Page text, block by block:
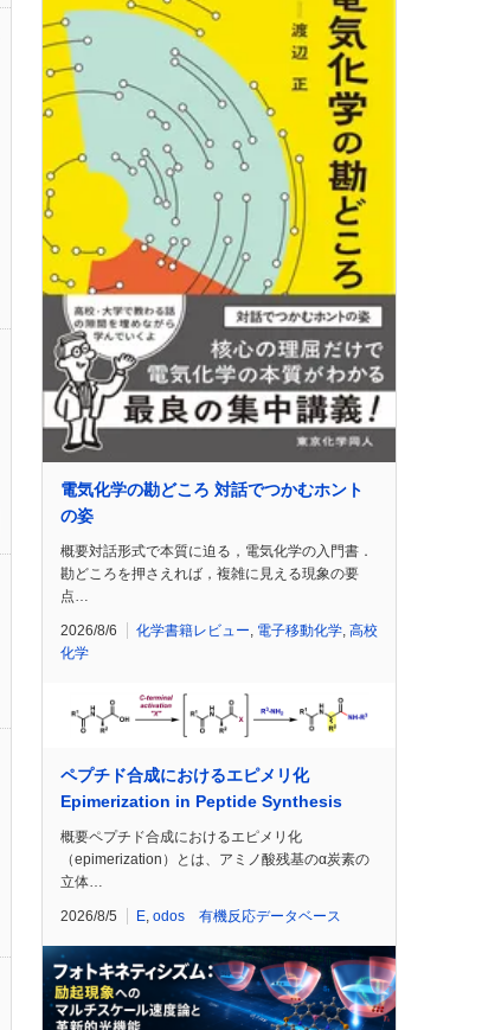
電気化学の勘どころ 対話でつかむホント
の姿
概要対話形式で本質に迫る，電気化学の入門書．
勘どころを押さえれば，複雑に見える現象の要
点…
2026/8/6 化学書籍レビュー 電子移動化学 高校
化学
ペプチド合成におけるエピメリ化
Epimerization in Peptide Synthesis
概要ペプチド合成におけるエピメリ化
（epimerization）とは、アミノ酸残基のα炭素の
立体…
2026/8/5 E odos 有機反応データベース